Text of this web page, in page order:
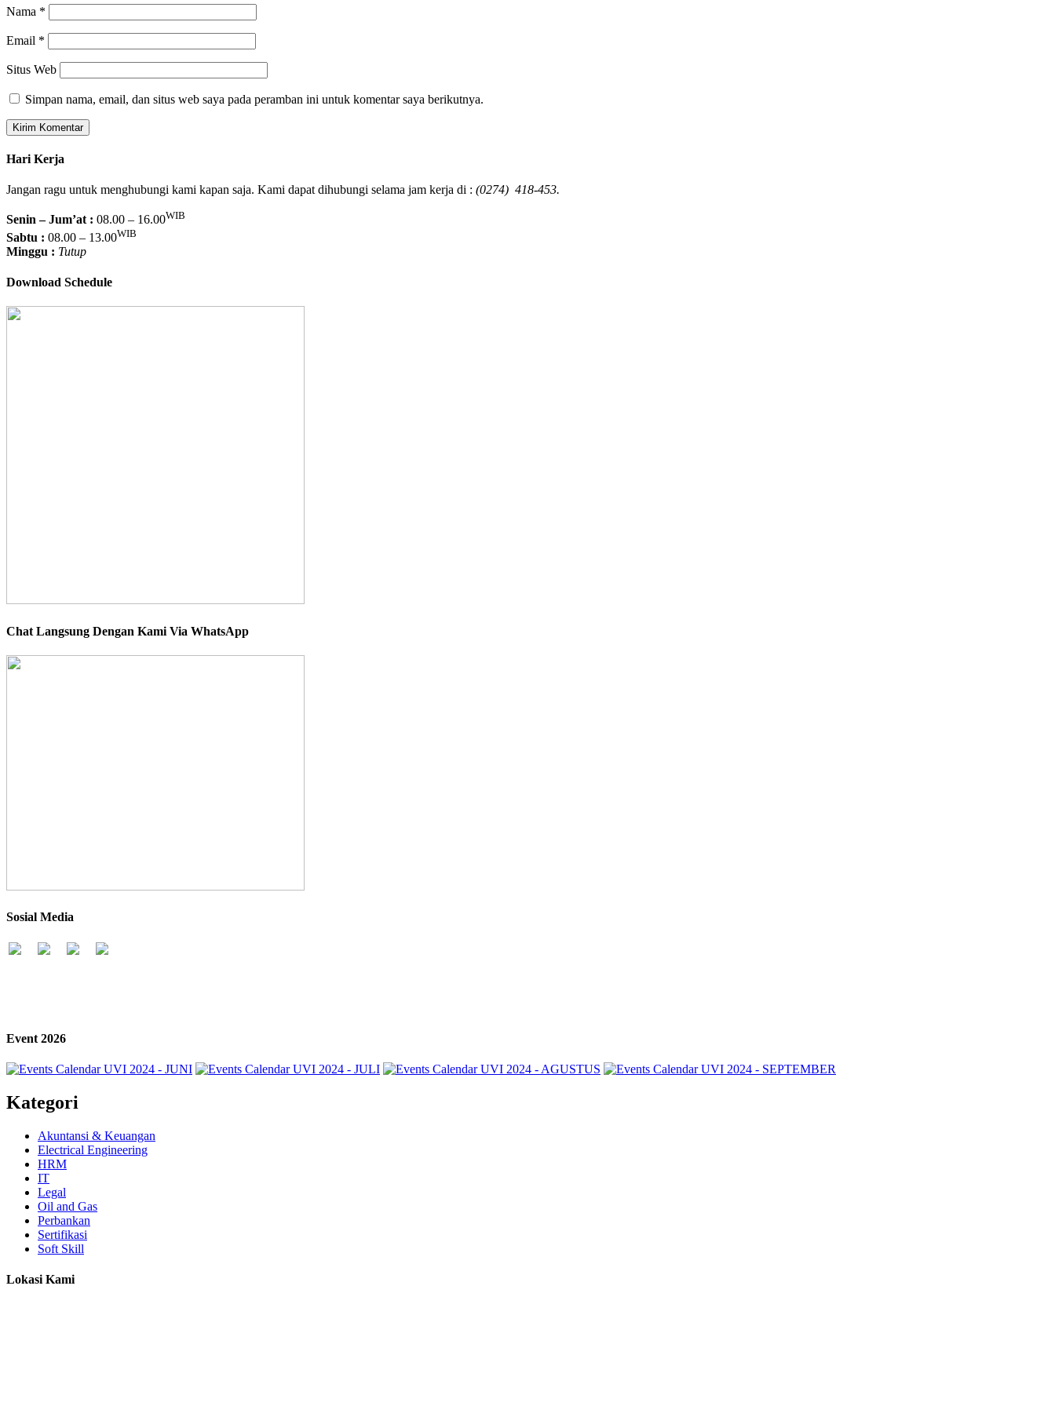
Nama *
Email *
Situs Web
Simpan nama, email, dan situs web saya pada peramban ini untuk komentar saya berikutnya.
Hari Kerja
Jangan ragu untuk menghubungi kami kapan saja. Kami dapat dihubungi selama jam kerja di : (0274) 418-453.
Senin – Jum’at : 08.00 – 16.00WIB
Sabtu : 08.00 – 13.00WIB
Minggu : Tutup
Download Schedule
Chat Langsung Dengan Kami Via WhatsApp
Sosial Media
Event 2026
Kategori
Akuntansi & Keuangan
Electrical Engineering
HRM
IT
Legal
Oil and Gas
Perbankan
Sertifikasi
Soft Skill
Lokasi Kami